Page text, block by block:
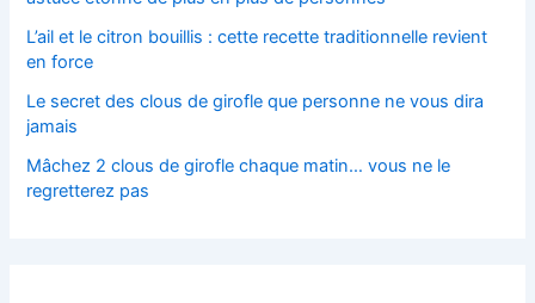
L’ail et le citron bouillis : cette recette traditionnelle revient
en force
Le secret des clous de girofle que personne ne vous dira
jamais
Mâchez 2 clous de girofle chaque matin… vous ne le
regretterez pas